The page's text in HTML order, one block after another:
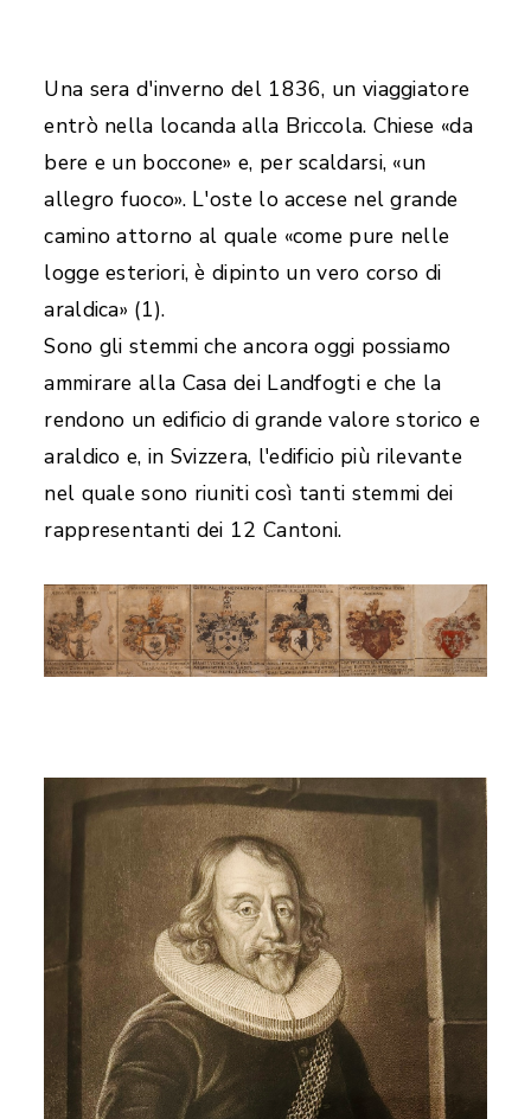
Una sera d'inverno del 1836, un viaggiatore
entrò nella locanda alla Briccola. Chiese «da
bere e un boccone» e, per scaldarsi, «un
allegro fuoco». L'oste lo accese nel grande
camino attorno al quale «come pure nelle
logge esteriori, è dipinto un vero corso di
araldica» (1).
Sono gli stemmi che ancora oggi possiamo
ammirare alla Casa dei Landfogti e che la
rendono un edificio di grande valore storico e
araldico e, in Svizzera, l'edificio più rilevante
nel quale sono riuniti così tanti stemmi dei
rappresentanti dei 12 Cantoni.